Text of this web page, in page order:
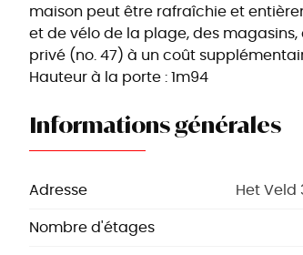
maison peut être rafraîchie et
et de vélo de la plage, des
privé (no. 47) à un coût
Hauteur à la porte : 1m94
Informations générales
Adresse Het Veld
Nombre d'étages